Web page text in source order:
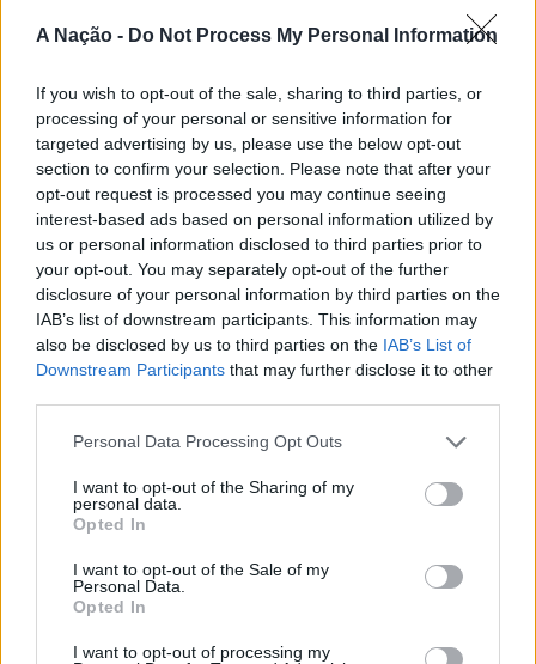
A Nação - Do Not Process My Personal Information
If you wish to opt-out of the sale, sharing to third parties, or
processing of your personal or sensitive information for
targeted advertising by us, please use the below opt-out
section to confirm your selection. Please note that after your
opt-out request is processed you may continue seeing
interest-based ads based on personal information utilized by
us or personal information disclosed to third parties prior to
your opt-out. You may separately opt-out of the further
disclosure of your personal information by third parties on the
IAB’s list of downstream participants. This information may
also be disclosed by us to third parties on the IAB’s List of
Downstream Participants that may further disclose it to other
Personal Data Processing Opt Outs
I want to opt-out of the Sharing of my
personal data.
Opted In
I want to opt-out of the Sale of my
Personal Data.
Opted In
I want to opt-out of processing my
ARTIGOS RECENTES
de “provocar” mudanças genéticas, diz neurocientista
“Millennium Estoril Open 2026” regressou ao circuito ATP
com vitória do francês Luca Van Assche
Castelo Branco: “Bienal Internacional de Artes e Ofícios”
promete afirmar artesanato, património e inovação como
“motores de desenvolvimento económico e cultural” do
município português
Covilhã: Especialista aponta investimento estrangeiro e
valorização imobiliária como motores do crescimento da
Rio de Janeiro: Governo do Estado propõe parceria com a
FUNCEX para “reforçar inteligência sobre comércio
exterior”